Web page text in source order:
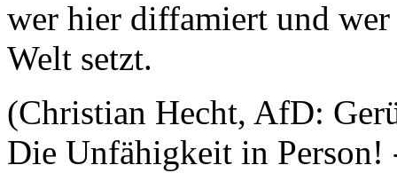
wer hier diffamiert und
Welt setzt.
(Christian Hecht, AfD:
Die Unfähigkeit in